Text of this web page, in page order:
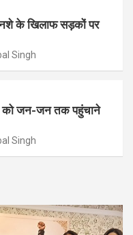
नशे के खिलाफ सड़कों पर
Singh
को जन-जन तक पहुंचाने
Singh